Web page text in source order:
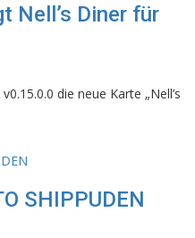
Nell’s Diner für
die neue Karte „Nell’s
SHIPPUDEN